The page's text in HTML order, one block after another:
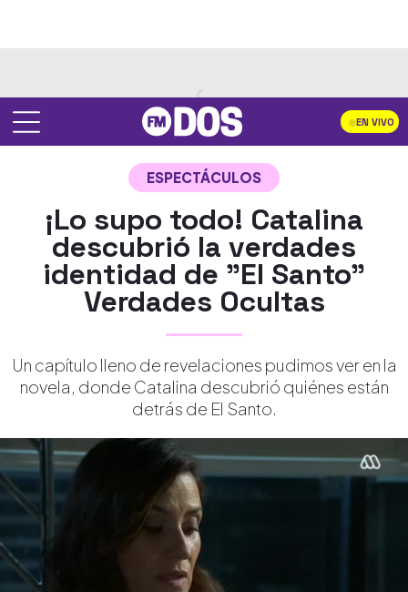
EN VIVO
ESPECTÁCULOS
¡Lo supo todo! Catalina
descubrió la verdades
identidad de "El Santo"
Verdades Ocultas
Un capítulo lleno de revelaciones pudimos ver en la
novela, donde Catalina descubrió quiénes están
detrás de El Santo.